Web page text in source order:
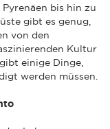
bis hin zu
gibt es genug,
von den
Kultur
einige Dinge,
werden müssen.